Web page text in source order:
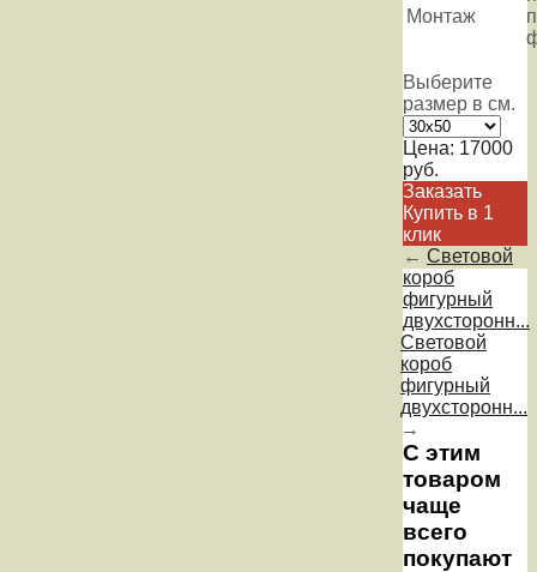
Монтаж
Выберите
размер в см.
Цена: 17000
руб.
Заказать
Купить в 1
клик
← Световой
короб
фигурный
двухсторонн...
Световой
короб
фигурный
двухсторонн...
→
С этим
товаром
чаще
всего
покупают